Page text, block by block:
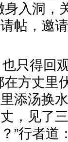
身入洞，
帖，邀
只得回
方丈里
添汤换
，见了
”行者道